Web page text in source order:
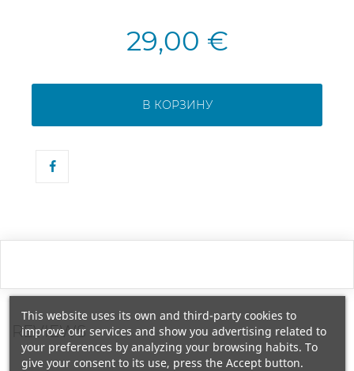
29,00 €
В КОРЗИНУ
REVIEWS
This website uses its own and third-party cookies to
improve our services and show you advertising related to
your preferences by analyzing your browsing habits. To
give your consent to its use, press the Accept button.